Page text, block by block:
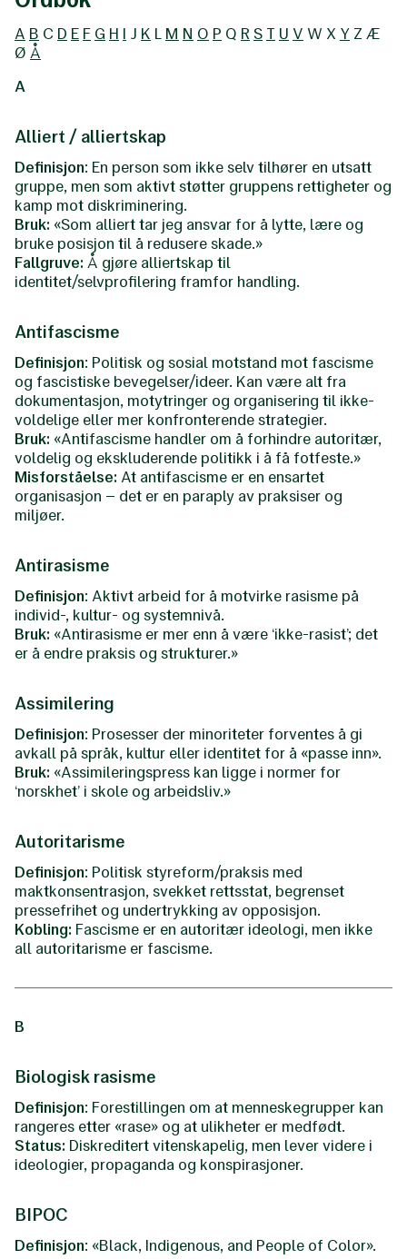
A B C D E F G H I J K L M N O P Q R S T U V W X Y Z Æ
Ø Å
A
Alliert / alliertskap
Definisjon: En person som ikke selv tilhører en utsatt
gruppe, men som aktivt støtter gruppens rettigheter og
kamp mot diskriminering.
Bruk: «Som alliert tar jeg ansvar for å lytte, lære og
bruke posisjon til å redusere skade.»
Fallgruve: Å gjøre alliertskap til
identitet/selvprofilering framfor handling.
Antifascisme
Definisjon: Politisk og sosial motstand mot fascisme
og fascistiske bevegelser/ideer. Kan være alt fra
dokumentasjon, motytringer og organisering til ikke-
voldelige eller mer konfronterende strategier.
Bruk: «Antifascisme handler om å forhindre autoritær,
voldelig og ekskluderende politikk i å få fotfeste.»
Misforståelse: At antifascisme er en ensartet
organisasjon – det er en paraply av praksiser og
miljøer.
Antirasisme
Definisjon: Aktivt arbeid for å motvirke rasisme på
individ-, kultur- og systemnivå.
Bruk: «Antirasisme er mer enn å være ‘ikke-rasist’; det
er å endre praksis og strukturer.»
Assimilering
Definisjon: Prosesser der minoriteter forventes å gi
avkall på språk, kultur eller identitet for å «passe inn».
Bruk: «Assimileringspress kan ligge i normer for
‘norskhet’ i skole og arbeidsliv.»
Autoritarisme
Definisjon: Politisk styreform/praksis med
maktkonsentrasjon, svekket rettsstat, begrenset
pressefrihet og undertrykking av opposisjon.
Kobling: Fascisme er en autoritær ideologi, men ikke
all autoritarisme er fascisme.
B
Biologisk rasisme
Definisjon: Forestillingen om at menneskegrupper kan
rangeres etter «rase» og at ulikheter er medfødt.
Status: Diskreditert vitenskapelig, men lever videre i
ideologier, propaganda og konspirasjoner.
BIPOC
Definisjon: «Black, Indigenous, and People of Color».